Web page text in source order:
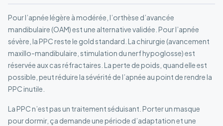
Pour l’apnée légère à modérée, l’orthèse d’avancée
mandibulaire (OAM) est une alternative validée. Pour l’apnée
sévère, la PPC reste le gold standard. La chirurgie (avancement
maxillo-mandibulaire, stimulation du nerf hypoglosse) est
réservée aux cas réfractaires. La perte de poids, quand elle est
possible, peut réduire la sévérité de l’apnée au point de rendre la
PPC inutile.
La PPC n’est pas un traitement séduisant. Porter un masque
pour dormir, ça demande une période d’adaptation et une